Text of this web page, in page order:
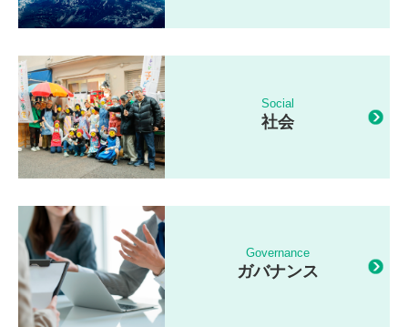
Social
社会
Governance
ガバナンス